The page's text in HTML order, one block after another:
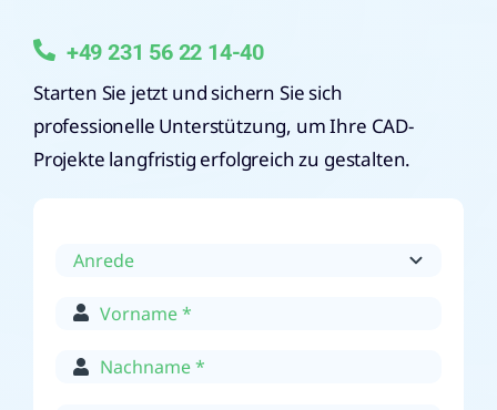
+49 231 56 22 14-40
Starten Sie jetzt und sichern Sie sich
professionelle Unterstützung, um Ihre CAD-
Projekte langfristig erfolgreich zu gestalten.